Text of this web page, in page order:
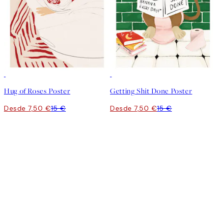
Hug of Roses Poster
Desde 7,50 €15 €
Getting Shit Done Poster
Desde 7,50 €15 €